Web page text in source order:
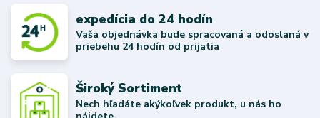
expedícia do 24 hodín
Vaša objednávka bude spracovaná a odoslaná v
priebehu 24 hodín od prijatia
Široký Sortiment
Nech hľadáte akýkoľvek produkt, u nás ho